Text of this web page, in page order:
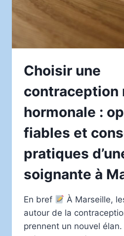
UNE
LOCALE
Choisir une
contraception
hormonale :
fiables et
pratiques
soignante à
En bref
À Marseille,
autour de la
prennent un nouvel élan.